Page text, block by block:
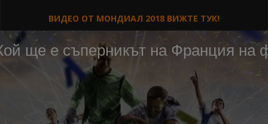
ВИДЕО ОТ МОНДИАЛ 2018 ВИЖТЕ ТУК!